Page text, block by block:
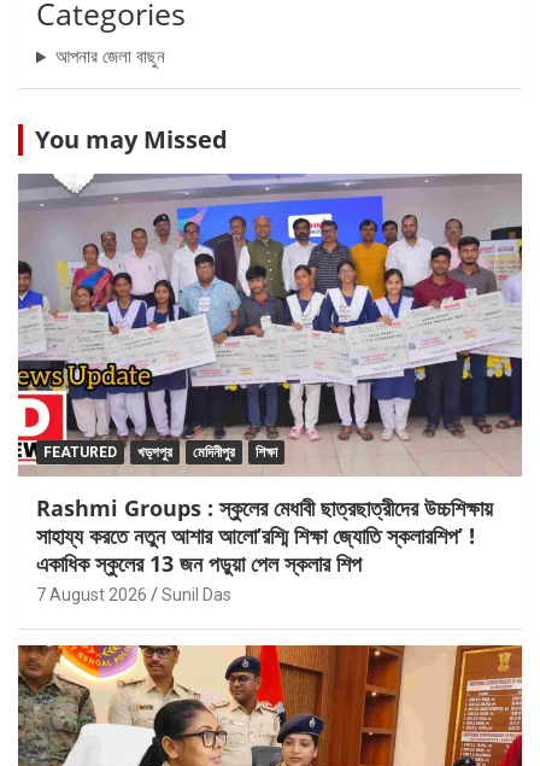
Categories
আপনার জেলা বাছুন
You may Missed
FEATURED খড়্গপুর মেদিনীপুর শিক্ষা
Rashmi Groups : স্কুলের মেধাবী ছাত্রছাত্রীদের উচ্চশিক্ষায়
সাহায্য করতে নতুন আশার আলো’রশ্মি শিক্ষা জ্যোতি স্কলারশিপ’ !
একাধিক স্কুলের 13 জন পড়ুয়া পেল স্কলার শিপ
7 August 2026 Sunil Das